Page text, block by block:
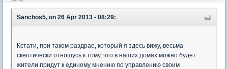
Sanchos5, on 26 Apr 2013 - 08:29:
Кстати, при таком раздрае, который я здесь вижу, весьма
скептически отношусь к тому, что в наших домах можно будет
жители придут к единому мнению по управлению своим